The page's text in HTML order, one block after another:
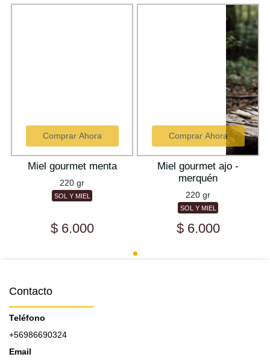
Comprar Ahora
Miel gourmet menta
220 gr
SOL Y MIEL
$ 6.000
Comprar Ahora
Miel gourmet ajo -
merquén
220 gr
SOL Y MIEL
$ 6.000
Contacto
Teléfono
+56986690324
Email